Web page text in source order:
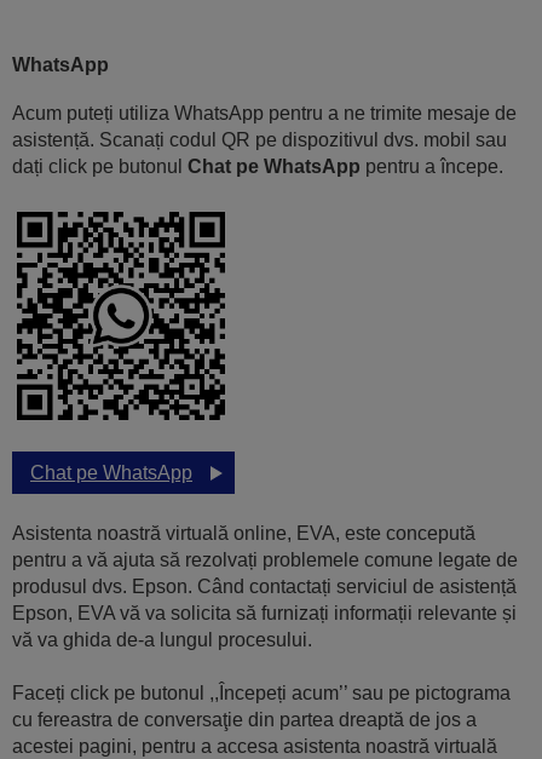
WhatsApp
Acum puteți utiliza WhatsApp pentru a ne trimite mesaje de
asistență. Scanați codul QR pe dispozitivul dvs. mobil sau
dați click pe butonul Chat pe WhatsApp pentru a începe.
Chat pe WhatsApp
Asistenta noastră virtuală online, EVA, este concepută
pentru a vă ajuta să rezolvați problemele comune legate de
produsul dvs. Epson. Când contactați serviciul de asistență
Epson, EVA vă va solicita să furnizați informații relevante și
vă va ghida de-a lungul procesului.
Faceți click pe butonul ,,Începeți acum’’ sau pe pictograma
cu fereastra de conversaţie din partea dreaptă de jos a
acestei pagini, pentru a accesa asistenta noastră virtuală